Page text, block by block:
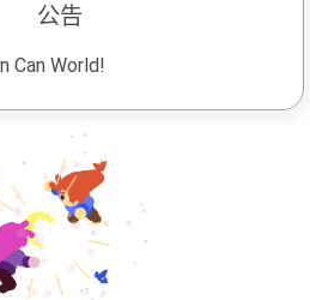
公告
Can World!